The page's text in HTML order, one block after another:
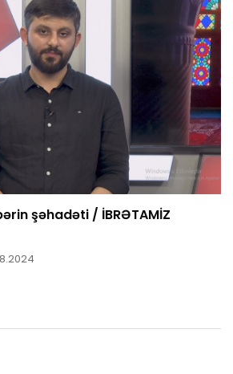
şəhadəti / İBRƏTAMİZ